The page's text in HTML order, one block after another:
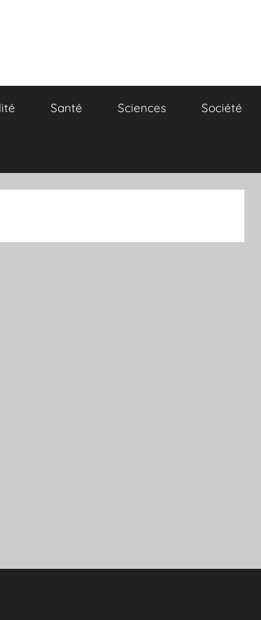
Santé Sciences Société